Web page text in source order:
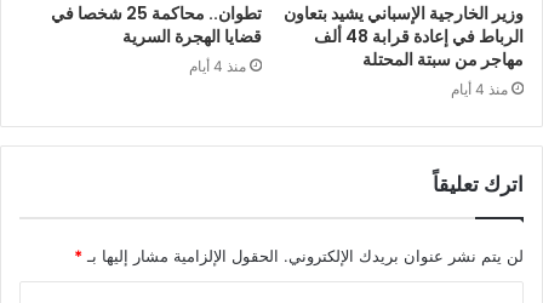
وزير الخارجية الإسباني يشيد بتعاون
الرباط في إعادة قرابة 48 ألف
مهاجر من سبتة المحتلة
منذ 4 أيام
تطوان.. محاكمة 25 شخصا في
قضايا الهجرة السرية
منذ 4 أيام
اترك تعليقاً
لن يتم نشر عنوان بريدك الإلكتروني. الحقول الإلزامية مشار إليها بـ*